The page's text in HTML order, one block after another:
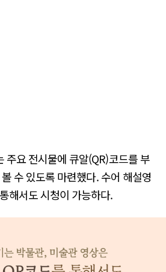
주요 전시물에 큐알(QR)코드를 부
수 있도록 마련했다. 수어 해설영
해서도 시청이 가능하다.